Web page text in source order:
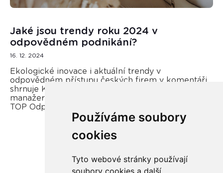
Používáme soubory
cookies
Tyto webové stránky používají
soubory cookies a další
Jaké jsou trendy roku 2024 v
odpovědném podnikání?
16. 12. 2024
Ekologické inovace i aktuální trendy v
odpovědném přístupu českých firem v komentáři
shrnuje Kateřina Opletal Průchová, regionální
manažerka REMA Systém a porotkyně soutěže
TOP Odpovědná firma.